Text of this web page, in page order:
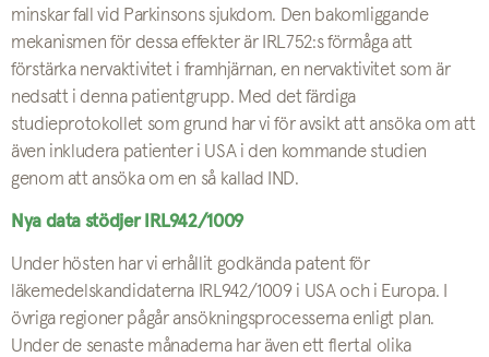
minskar fall vid Parkinsons sjukdom. Den bakomliggande
mekanismen för dessa effekter är IRL752:s förmåga att
förstärka nervaktivitet i framhjärnan, en nervaktivitet som är
nedsatt i denna patientgrupp. Med det färdiga
studieprotokollet som grund har vi för avsikt att ansöka om att
även inkludera patienter i USA i den kommande studien
genom att ansöka om en så kallad IND.
Nya data stödjer IRL942/1009
Under hösten har vi erhållit godkända patent för
läkemedelskandidaterna IRL942/1009 i USA och i Europa. I
övriga regioner pågår ansökningsprocesserna enligt plan.
Under de senaste månaderna har även ett flertal olika